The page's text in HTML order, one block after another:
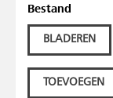
Bestand
BLADEREN
TOEVOEGEN